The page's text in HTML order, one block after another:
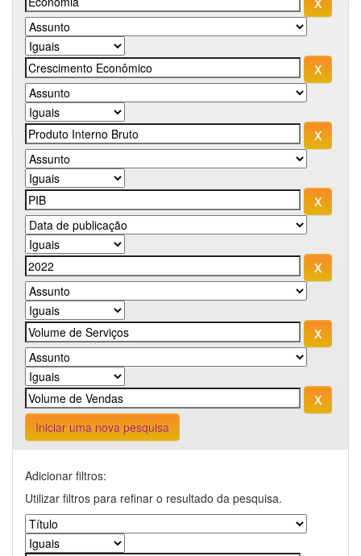
Iniciar uma nova pesquisa
Adicionar filtros:
Utilizar filtros para refinar o resultado da pesquisa.